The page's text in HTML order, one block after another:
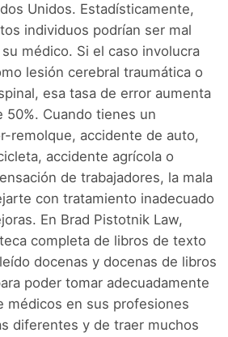
Unidos. Estadísticamente,
individuos podrían ser mal
médico. Si el caso involucra
lesión cerebral traumática o
esa tasa de error aumenta
50%. Cuando tienes un
remolque, accidente de auto,
accidente agrícola o
de trabajadores, la mala
con tratamiento inadecuado
En Brad Pistotnik Law,
completa de libros de texto
docenas y docenas de libros
poder tomar adecuadamente
médicos en sus profesiones
diferentes y de traer muchos